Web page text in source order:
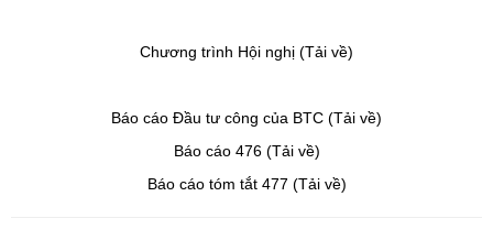
Chương trình Hội nghị (Tải về)
Báo cáo Đầu tư công của BTC (Tải về)
Báo cáo 476 (Tải về)
Báo cáo tóm tắt 477 (Tải về)